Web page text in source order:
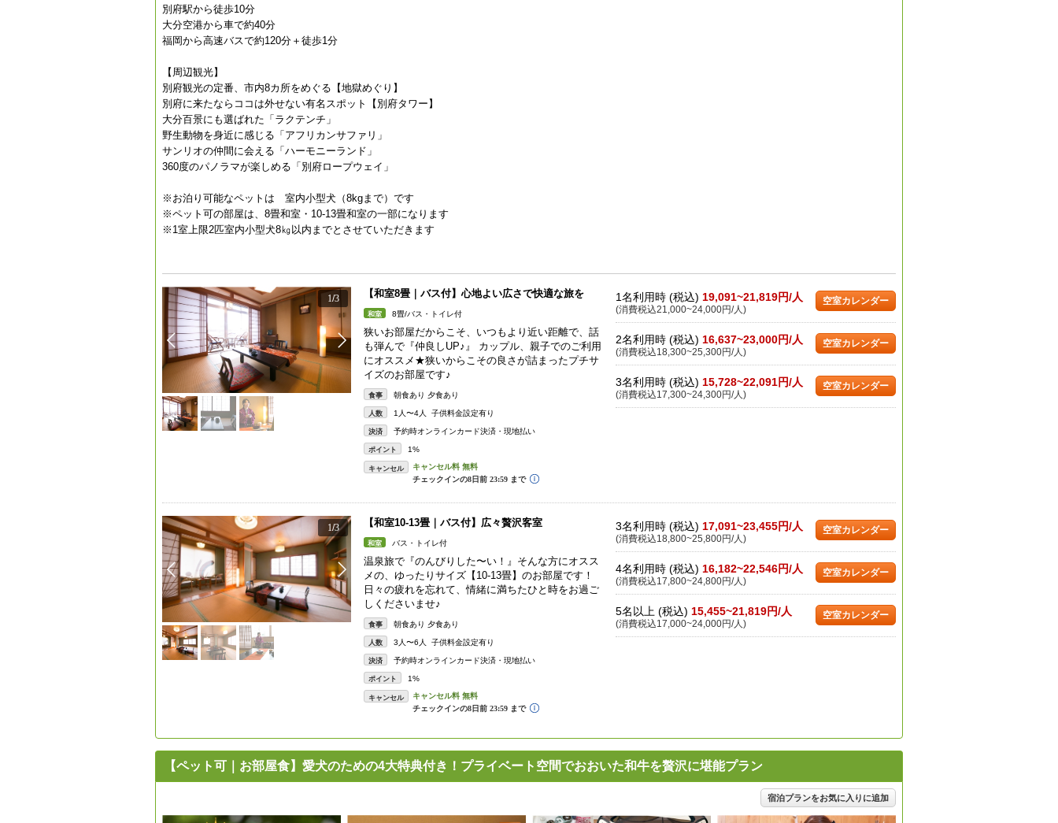
別府駅から徒歩10分
大分空港から車で約40分
福岡から高速バスで約120分＋徒歩1分
【周辺観光】
別府観光の定番、市内8カ所をめぐる【地獄めぐり】
別府に来たならココは外せない有名スポット【別府タワー】
大分百景にも選ばれた「ラクテンチ」
野生動物を身近に感じる「アフリカンサファリ」
サンリオの仲間に会える「ハーモニーランド」
360度のパノラマが楽しめる「別府ロープウェイ」
※お泊り可能なペットは 室内小型犬（8kgまで）です
※ペット可の部屋は、8畳和室・10-13畳和室の一部になります
※1室上限2匹室内小型犬8㎏以内までとさせていただきます
1/3 【和室8畳｜バス付】心地よい広さで快適な旅を
和室 8畳/バス・トイレ付
狭いお部屋だからこそ、いつもより近い距離で、話
も弾んで『仲良しUP♪』 カップル、親子でのご利用
にオススメ★狭いからこその良さが詰まったプチサ
イズのお部屋です♪
食事 朝食あり 夕食あり
人数 1人〜4人 子供料金設定有り
決済 予約時オンラインカード決済・現地払い
ポイント 1%
キャンセル
1名利用時 (税込) 19,091~21,819円/人
(消費税込21,000~24,000円/人)
空室カレンダー
2名利用時 (税込) 16,637~23,000円/人
(消費税込18,300~25,300円/人)
空室カレンダー
3名利用時 (税込) 15,728~22,091円/人
(消費税込17,300~24,300円/人)
空室カレンダー
1/3 【和室10-13畳｜バス付】広々贅沢客室
和室 バス・トイレ付
温泉旅で『のんびりした〜い！』そんな方にオスス
メの、ゆったりサイズ【10-13畳】のお部屋です！
日々の疲れを忘れて、情緒に満ちたひと時をお過ご
しくださいませ♪
食事 朝食あり 夕食あり
人数 3人〜6人 子供料金設定有り
決済 予約時オンラインカード決済・現地払い
ポイント 1%
キャンセル
3名利用時 (税込) 17,091~23,455円/人
(消費税込18,800~25,800円/人)
空室カレンダー
4名利用時 (税込) 16,182~22,546円/人
(消費税込17,800~24,800円/人)
空室カレンダー
5名以上 (税込) 15,455~21,819円/人
(消費税込17,000~24,000円/人)
空室カレンダー
【ペット可｜お部屋食】愛犬のための4大特典付き！プライベート空間でおおいた和牛を贅沢に堪能プラン
宿泊プランをお気に入りに追加